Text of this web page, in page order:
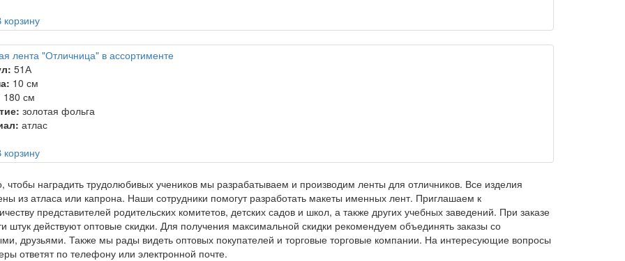
корзину
лента "Отличница" в ассортименте
51А
10 см
180 см
золотая фольга
атлас
корзину
чтобы наградить трудолюбивых учеников мы разрабатываем и производим ленты для отличников. Все изделия
из атласа или капрона. Наши сотрудники помогут разработать макеты именных лент. Приглашаем к
представителей родительских комитетов, детских садов и школ, а также других учебных заведений. При заказе
штук действуют оптовые скидки. Для получения максимальной скидки рекомендуем объединять заказы со
друзьями. Также мы рады видеть оптовых покупателей и торговые торговые компании. На интересующие вопросы
ответят по телефону или электронной почте.